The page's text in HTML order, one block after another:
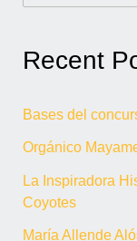
Recent
Bases del
Orgánico
La Inspiradora
Coyotes
María Allende